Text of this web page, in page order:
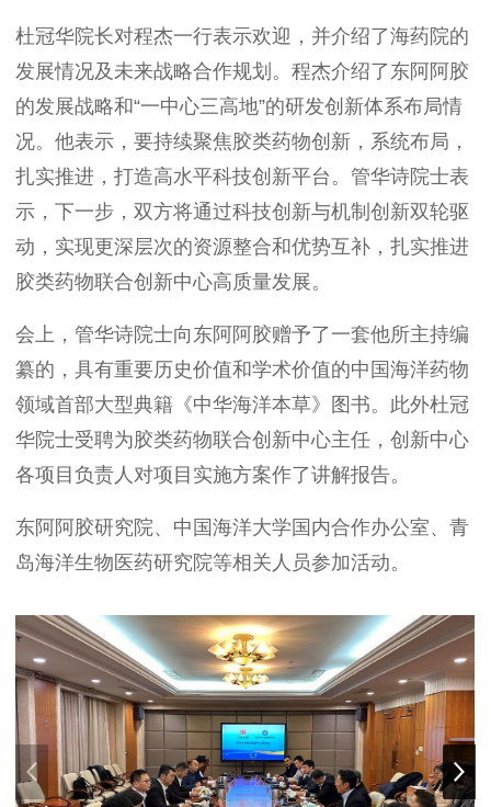
杜冠华院长对程杰一行表示欢迎，并介绍了海药院的
发展情况及未来战略合作规划。程杰介绍了东阿阿胶
的发展战略和“一中心三高地”的研发创新体系布局情
况。他表示，要持续聚焦胶类药物创新，系统布局，
扎实推进，打造高水平科技创新平台。管华诗院士表
示 ，下一步，双方将通过科技创新与机制创新双轮驱
动，实现更深层次的资源整合和优势互补，扎实推进
胶类药物联合创新中心高质量发展。
会上，管华诗院士向东阿阿胶赠予了一套他所主持编
纂的，具有重要历史价值和学术价值的中国海洋药物
领域首部大型典籍《中华海洋本草》图书。 此外杜冠
华院士受聘为胶类药物联合创新中心主任 ，创新中心
各项目负责人对项目实施方案作了讲解报告。
东阿阿胶研究院、 中国海洋大学国内合作办公室、青
岛海洋生物医药研究院等相关人员参加活动。